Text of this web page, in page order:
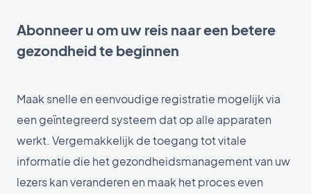
Abonneer u om uw reis naar een betere
gezondheid te beginnen
Maak snelle en eenvoudige registratie mogelijk via
een geïntegreerd systeem dat op alle apparaten
werkt. Vergemakkelijk de toegang tot vitale
informatie die het gezondheidsmanagement van uw
lezers kan veranderen en maak het proces even